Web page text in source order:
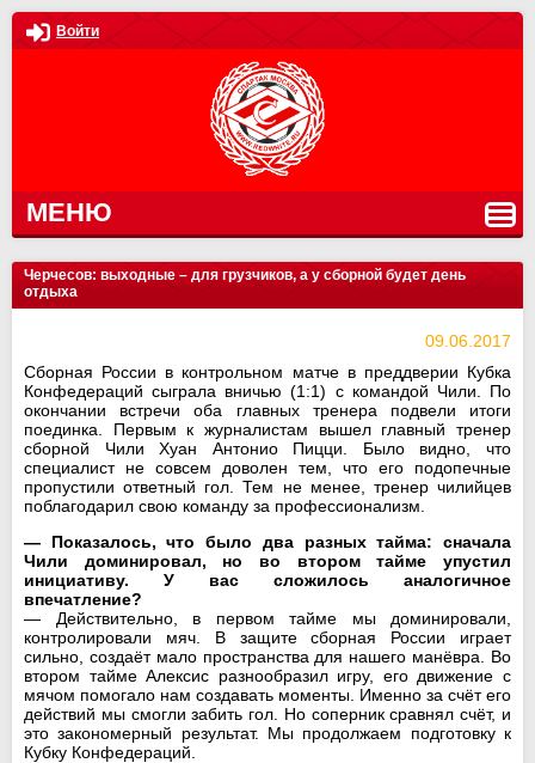
Войти
МЕНЮ
Черчесов: выходные – для грузчиков, а у сборной будет день
отдыха
09.06.2017
Сборная России в контрольном матче в преддверии Кубка
Конфедераций сыграла вничью (1:1) с командой Чили. По
окончании встречи оба главных тренера подвели итоги
поединка. Первым к журналистам вышел главный тренер
сборной Чили Хуан Антонио Пицци. Было видно, что
специалист не совсем доволен тем, что его подопечные
пропустили ответный гол. Тем не менее, тренер чилийцев
поблагодарил свою команду за профессионализм.
— Показалось, что было два разных тайма: сначала
Чили доминировал, но во втором тайме упустил
инициативу. У вас сложилось аналогичное
впечатление?
— Действительно, в первом тайме мы доминировали,
контролировали мяч. В защите сборная России играет
сильно, создаёт мало пространства для нашего манёвра. Во
втором тайме Алексис разнообразил игру, его движение с
мячом помогало нам создавать моменты. Именно за счёт его
действий мы смогли забить гол. Но соперник сравнял счёт, и
это закономерный результат. Мы продолжаем подготовку к
Кубку Конфедераций.